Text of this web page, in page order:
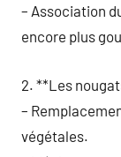
– Association
encore plus
2. **Les
–
végétales.